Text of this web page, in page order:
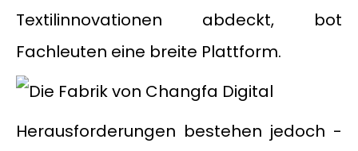
Textilinnovationen abdeckt, bot
Fachleuten eine breite Plattform.
Herausforderungen bestehen jedoch -